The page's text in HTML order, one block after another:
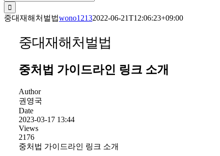
색:
중대재해처벌법wono12132022-06-21T12:06:23+09:00
중대재해처벌법
중처법 가이드라인 링크 소개
Author
권영국
Date
2023-03-17 13:44
Views
2176
중처법 가이드라인 링크 소개